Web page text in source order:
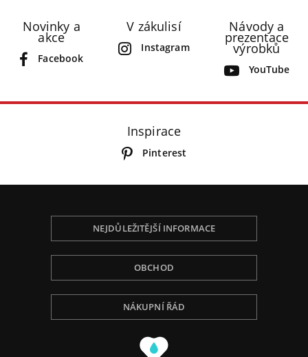
Novinky a
akce
Facebook
V zákulisí
Instagram
Návody a
prezentace
výrobků
YouTube
Inspirace
Pinterest
NEJDŮLEŽITĚJŠÍ INFORMACE
OBCHOD
NÁKUPNÍ ŘÁD
Používáme Cookies, abychom Vám poskytli tu
nejlepší zkušenost při procházení, přizpůsobili
obsah na stránce, analyzovali návštěvnost a ukázali
Vám relevantní reklamu. Pro více informací navštivte